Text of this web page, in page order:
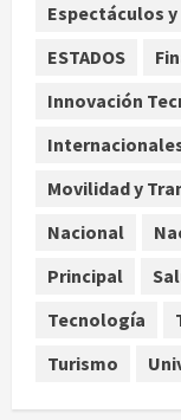
4
Espectáculos
ESTADOS
Innovación
Movilidad y
Nacional
Principal
Tecnología
Turismo